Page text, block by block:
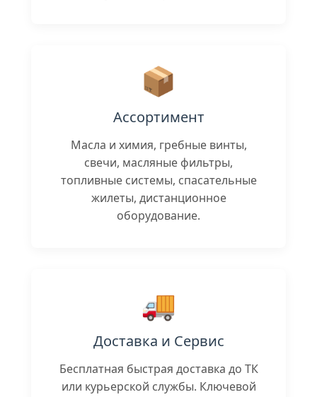
📦
Ассортимент
Масла и химия, гребные винты,
свечи, масляные фильтры,
топливные системы, спасательные
жилеты, дистанционное
оборудование.
🚚
Доставка и Сервис
Бесплатная быстрая доставка до ТК
или курьерской службы. Ключевой